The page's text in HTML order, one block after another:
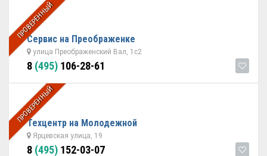
ПРОВЕРЕННЫЙ
Сервис на Преображенке
улица Преображенский Вал, 1с2
8 (495) 106-28-61
ПРОВЕРЕННЫЙ
Техцентр на Молодежной
Ярцевская улица, 19
8 (495) 152-03-07